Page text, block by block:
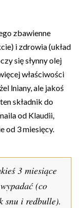
zbawienne
i zdrowia (układ
się słynny olej
właściwości
lniany, ale jakoś
składnik do
od Klaudii,
od 3 miesięcy.
3 miesiące
(co
snu i redbulle).